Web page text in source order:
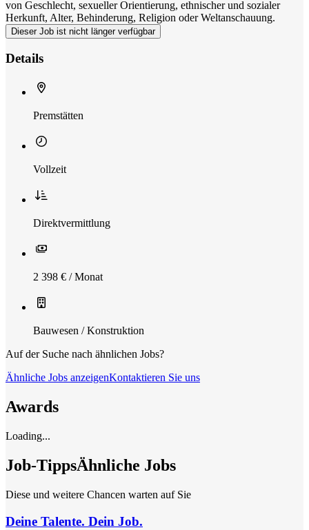
von Geschlecht, sexueller Orientierung, ethnischer und sozialer
Herkunft, Alter, Behinderung, Religion oder Weltanschauung.
Dieser Job ist nicht länger verfügbar
Details
Premstätten
Vollzeit
Direktvermittlung
2 398 € / Monat
Bauwesen / Konstruktion
Auf der Suche nach ähnlichen Jobs?
Ähnliche Jobs anzeigenKontaktieren Sie uns
Awards
Loading...
Job-TippsÄhnliche Jobs
Diese und weitere Chancen warten auf Sie
Deine Talente. Dein Job.